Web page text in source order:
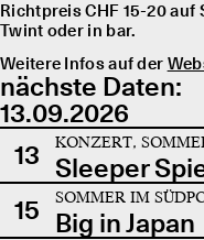
Richtpreis CHF 15-20
Twint oder in bar.
Weitere Infos auf der
nächste Daten:
13.09.2026
13
KONZERT,
Sleeper
15
SOMMER IM
Big in Japan